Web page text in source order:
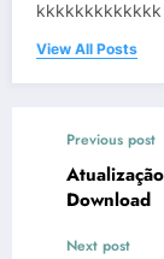
kkkkkkkkkkkkk
View All Posts
Previous post
Atualização GPS
Download
Next post